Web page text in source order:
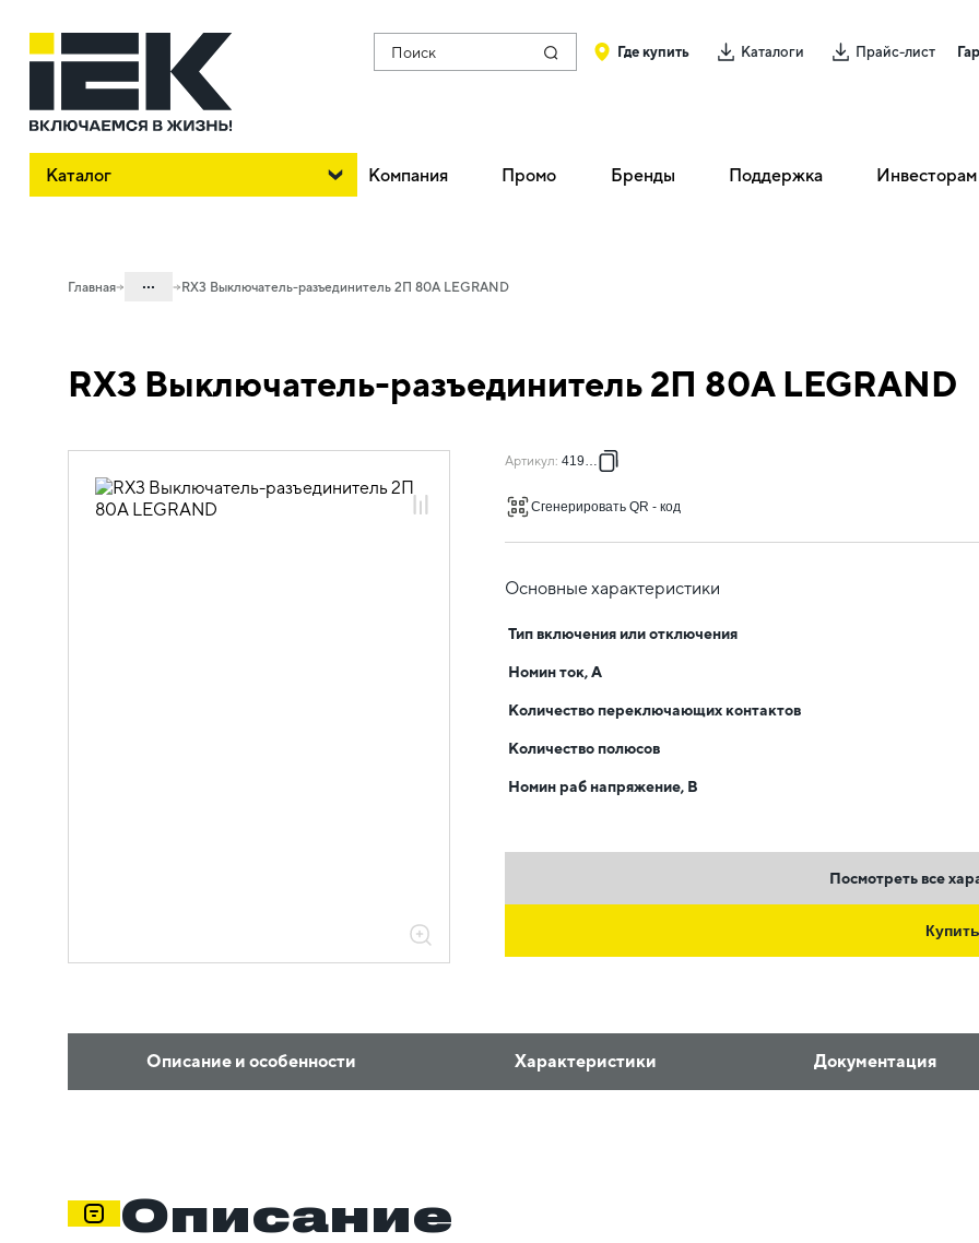
Поиск Где купить Каталоги Прайс-лист
Каталог Компания Промо Бренды Поддержка Инвесторам
Главная ...
01. Модульное оборудование
ДРУГИЕ СЕРИИ
01.05.03.02 Дополнительные
RX3 Выключатель-разъединитель 2П 80A LEGRAND
RX3 Выключатель-разъединитель 2П 80A LEGRAND
Артикул: 419326
Сгенерировать QR - код
Основные характеристики
Тип включения или отключения
Номин ток, А
Количество переключающих контактов
Количество полюсов
Номин раб напряжение, В
Посмотреть все
Купить
Описание и особенности Характеристики Документация
Описание